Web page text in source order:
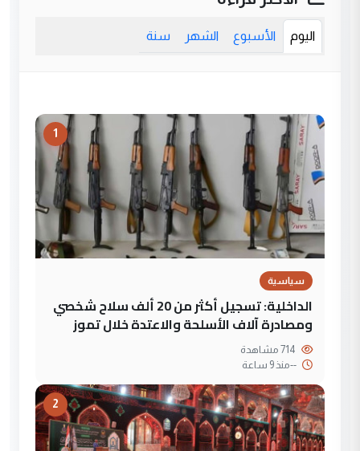
اليوم الأسبوع الشهر سنة
1
سياسية
الداخلية: تسجيل أكثر من 20 ألف سلاح شخصي
ومصادرة آلاف الأسلحة والاعتدة خلال تموز
--منذ 9 ساعة
2